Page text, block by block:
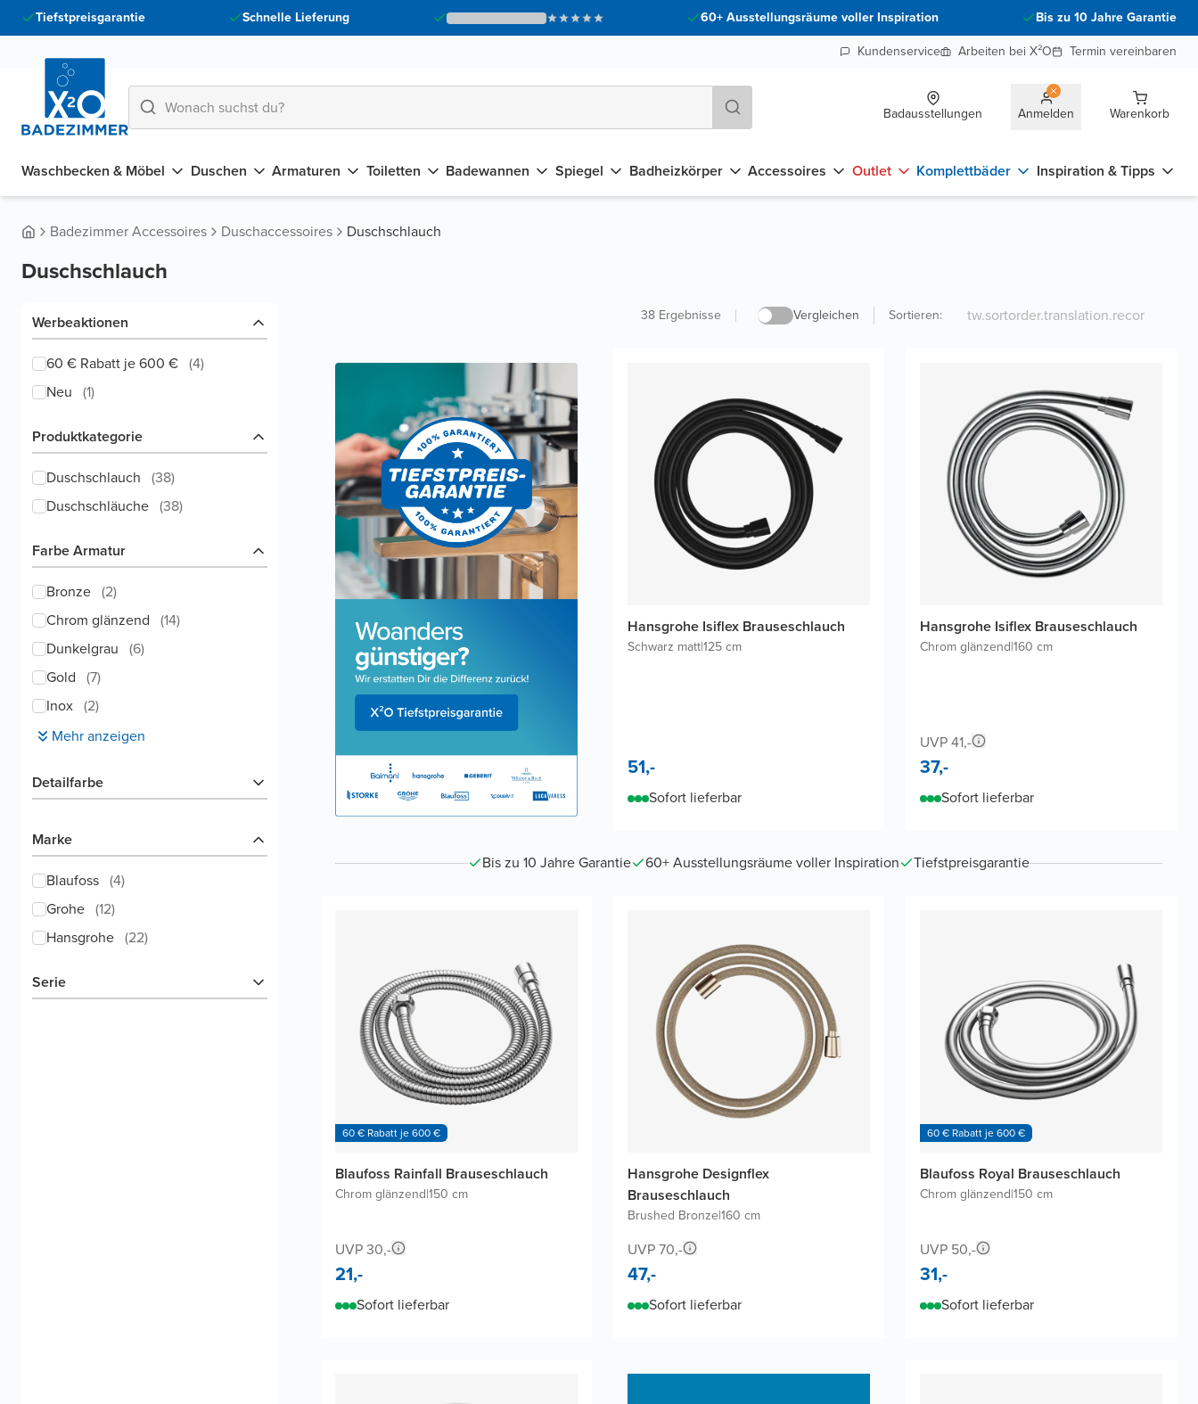
Tiefstpreisgarantie Schnelle Lieferung 60+ Ausstellungsräume voller Inspiration
Bis zu 10 Jahre Garantie
Kundenservice
Arbeiten bei X²O Termin vereinbaren
Badausstellungen Anmelden Warenkorb
Waschbecken & Möbel Duschen Armaturen Toiletten Badewannen Spiegel Badheizkörper Accessoires Outlet Komplettbäder Inspiration & Tipps
Badezimmer Accessoires Duschaccessoires Duschschlauch
Duschschlauch
Werbeaktionen
60 € Rabatt je 600 € (4)
Neu (1)
Produktkategorie
Duschschlauch (38)
Duschschläuche (38)
Farbe Armatur
Bronze (2)
Chrom glänzend (14)
Dunkelgrau (6)
Gold (7)
Inox (2)
Mehr anzeigen
Detailfarbe
Marke
Blaufoss (4)
Grohe (12)
Hansgrohe (22)
Serie
38 Ergebnisse Vergleichen Sortieren:
Hansgrohe Isiflex Brauseschlauch
Schwarz matt|125 cm
51,-
Sofort lieferbar
Hansgrohe Isiflex Brauseschlauch
Chrom glänzend|160 cm
UVP 41,-
37,-
Sofort lieferbar
Bis zu 10 Jahre Garantie 60+ Ausstellungsräume voller Inspiration Tiefstpreisgarantie
60 € Rabatt je 600 €
Blaufoss Rainfall Brauseschlauch
Chrom glänzend|150 cm
UVP 30,-
21,-
Sofort lieferbar
Hansgrohe Designflex
Brauseschlauch
Brushed Bronze|160 cm
UVP 70,-
47,-
Sofort lieferbar
60 € Rabatt je 600 €
Blaufoss Royal Brauseschlauch
Chrom glänzend|150 cm
UVP 50,-
31,-
Sofort lieferbar